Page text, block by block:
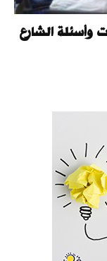
وأسئلة الشارع